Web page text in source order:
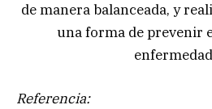
de manera balanceada, y
una forma de prevenir
Referencia: